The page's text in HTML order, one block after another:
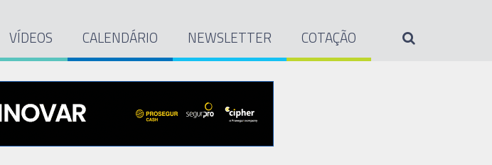
VÍDEOS CALENDÁRIO NEWSLETTER COTAÇÃO